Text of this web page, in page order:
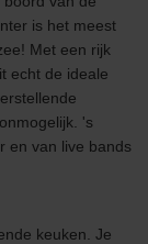
is het meest
Met een rijk
echt de ideale
's
en van live bands
keuken. Je